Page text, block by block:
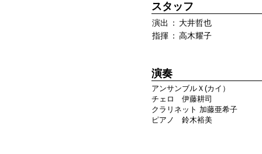
スタッフ
演出 ： 大井哲也
指揮 ： 高木耀子
演奏
アンサンブルＸ(カイ）
チェロ 伊藤耕司
クラリネット 加藤亜希子
ピアノ 鈴木裕美